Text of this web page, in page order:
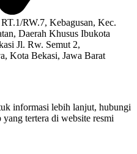
RW.7, Kebagusan, Kec.
Daerah Khusus Ibukota
Jl. Rw. Semut 2,
Kota Bekasi, Jawa Barat
informasi lebih lanjut, hubungi
tertera di website resmi